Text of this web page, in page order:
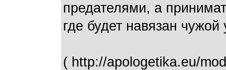
предателями, а
где будет навязан
( http://apologetika.eu/